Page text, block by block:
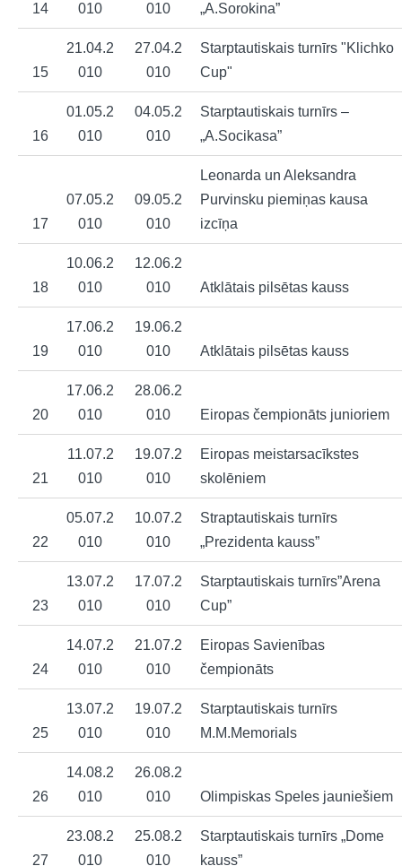
14
010
010
„A.Sorokina”
15
21.04.2
010
27.04.2
010
Starptautiskais turnīrs "Klichko
Cup"
16
01.05.2
010
04.05.2
010
Starptautiskais turnīrs –
„A.Socikasa”
17
07.05.2
010
09.05.2
010
Leonarda un Aleksandra
Purvinsku piemiņas kausa
izcīņa
18
10.06.2
010
12.06.2
010
Atklātais pilsētas kauss
19
17.06.2
010
19.06.2
010
Atklātais pilsētas kauss
20
17.06.2
010
28.06.2
010
Eiropas čempionāts junioriem
21
11.07.2
010
19.07.2
010
Eiropas meistarsacīkstes
skolēniem
22
05.07.2
010
10.07.2
010
Straptautiskais turnīrs
„Prezidenta kauss”
23
13.07.2
010
17.07.2
010
Starptautiskais turnīrs”Arena
Cup”
24
14.07.2
010
21.07.2
010
Eiropas Savienības
čempionāts
25
13.07.2
010
19.07.2
010
Starptautiskais turnīrs
M.M.Memorials
26
14.08.2
010
26.08.2
010
Olimpiskas Speles jauniešiem
27
23.08.2
010
25.08.2
010
Starptautiskais turnīrs „Dome
kauss”